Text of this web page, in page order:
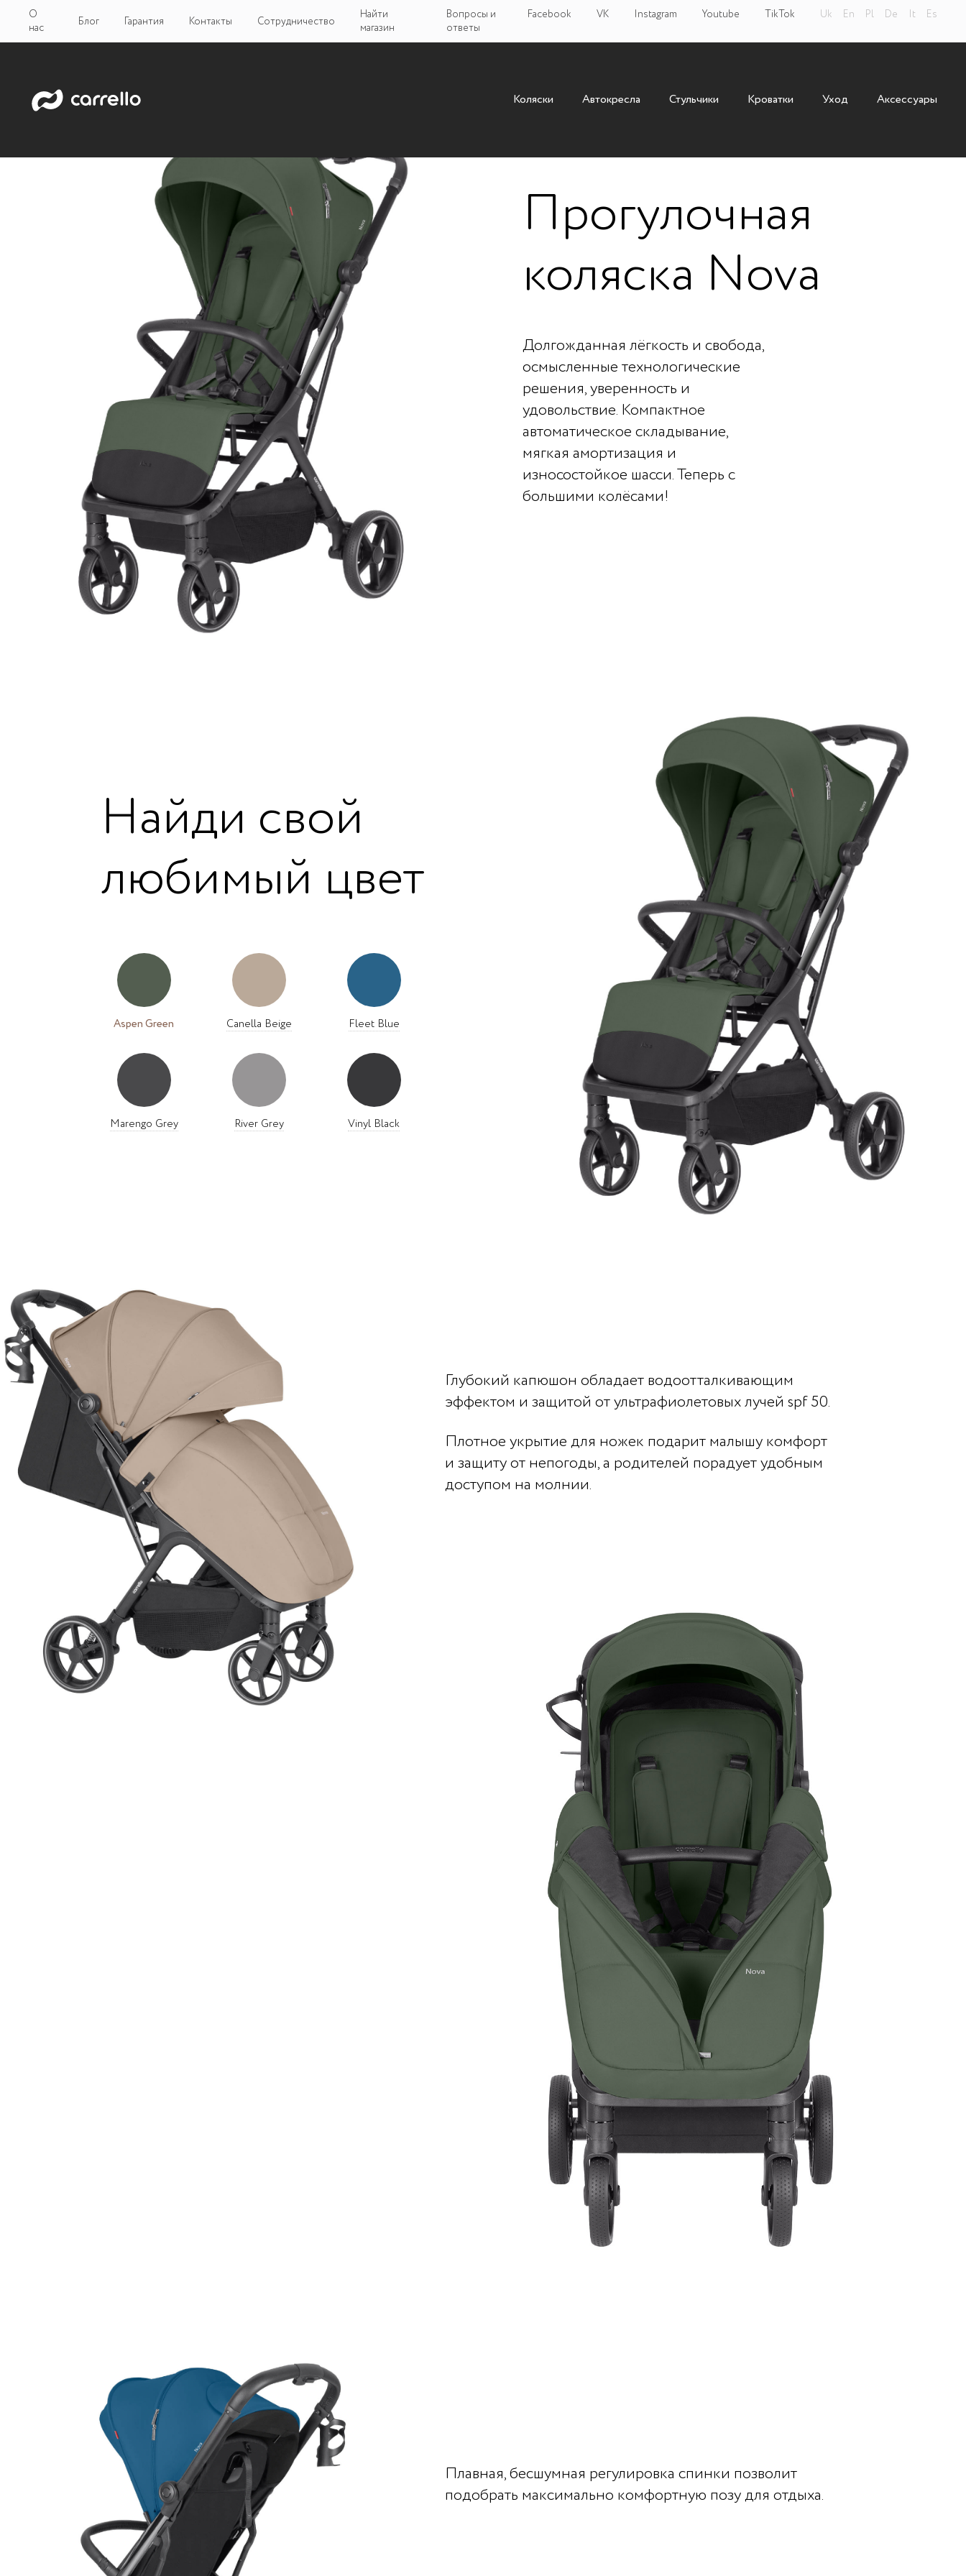
О
нас
Блог Гарантия Контакты Сотрудничество
Найти
магазин
Вопросы и
ответы
Facebook VK Instagram Youtube TikTok Uk En Pl De It Es
Коляски Автокресла Стульчики Кроватки Уход Аксессуары
Прогулочная
коляска Nova
Долгожданная лёгкость и свобода,
осмысленные технологические
решения, уверенность и
удовольствие. Компактное
автоматическое складывание,
мягкая амортизация и
износостойкое шасси. Теперь с
большими колёсами!
Найди свой
любимый цвет
Aspen Green Canella Beige Fleet Blue
Marengo Grey River Grey Vinyl Black
Глубокий капюшон обладает водоотталкивающим
эффектом и защитой от ультрафиолетовых лучей spf 50.
Плотное укрытие для ножек подарит малышу комфорт
и защиту от непогоды, а родителей порадует удобным
доступом на молнии.
Плавная, бесшумная регулировка спинки позволит
подобрать максимально комфортную позу для отдыха.